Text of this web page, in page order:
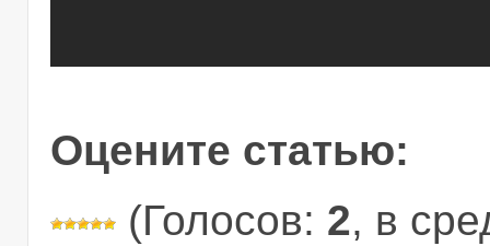
Оцените статью:
(Голосов: 2, в